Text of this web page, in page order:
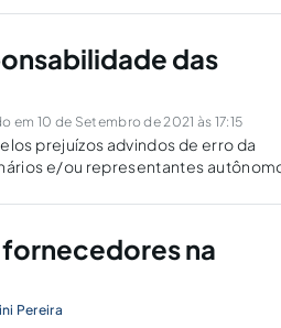
das
em 10 de Setembro de 2021 às 17:15
prejuízos advindos de erro da
e/ou representantes
na
Pereira